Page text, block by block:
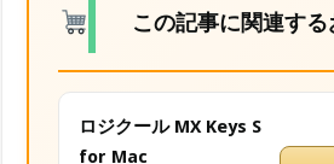
この記事に関連す
ロジクール MX Keys S
for Mac